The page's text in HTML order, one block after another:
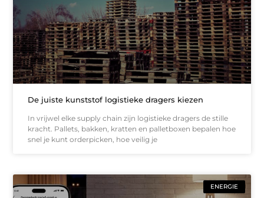
De juiste kunststof logistieke dragers kiezen
In vrijwel elke supply chain zijn logistieke dragers de stille
kracht. Pallets, bakken, kratten en palletboxen bepalen hoe
snel je kunt orderpicken, hoe veilig je
ENERGIE